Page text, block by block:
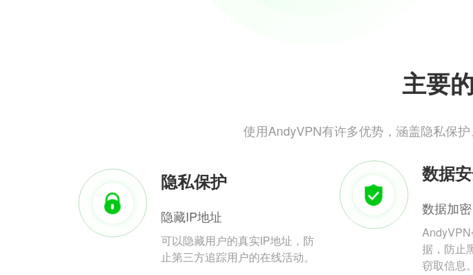
主要
使用AndyVPN有许多优势，涵盖隐私保
隐私保护
隐藏IP地址
可以隐藏用户的真实IP地址，防
止第三方追踪用户的在线活动。
数据
数据加密
据，防止
窃取信息。